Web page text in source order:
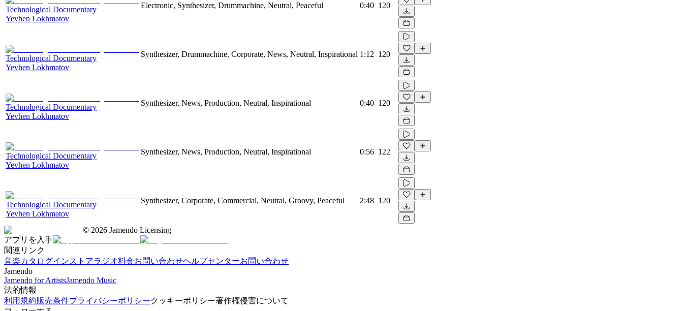
Technological Documentary
Yevhen Lokhmatov
Electronic, Synthesizer, Drummachine, Neutral, Peaceful 0:40 120
Technological Documentary
Yevhen Lokhmatov
Synthesizer, Drummachine, Corporate, News, Neutral, Inspirational 1:12 120
Technological Documentary
Yevhen Lokhmatov
Synthesizer, News, Production, Neutral, Inspirational 0:40 120
Technological Documentary
Yevhen Lokhmatov
Synthesizer, News, Production, Neutral, Inspirational 0:56 122
Technological Documentary
Yevhen Lokhmatov
Synthesizer, Corporate, Commercial, Neutral, Groovy, Peaceful 2:48 120
© 2026 Jamendo Licensing
アプリを入手
関連リンク
音楽カタログインストアラジオ料金お問い合わせヘルプセンターお問い合わせ
Jamendo
Jamendo for ArtistsJamendo Music
法的情報
利用規約販売条件プライバシーポリシークッキーポリシー著作権侵害について